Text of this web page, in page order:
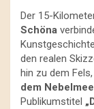
Der 15-
Schöna
den realen
hin zu dem
dem
Publikumstitel